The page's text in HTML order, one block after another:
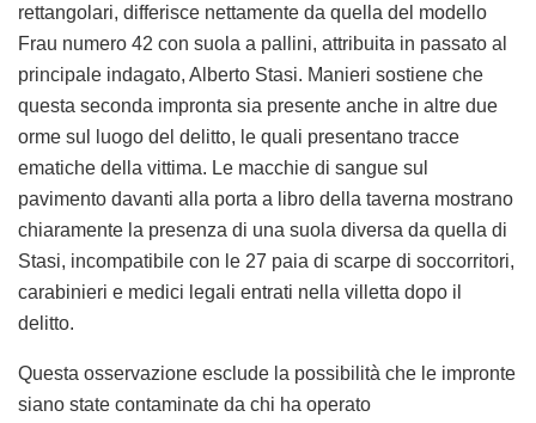
rettangolari, differisce nettamente da quella del modello
Frau numero 42 con suola a pallini, attribuita in passato al
principale indagato, Alberto Stasi. Manieri sostiene che
questa seconda impronta sia presente anche in altre due
orme sul luogo del delitto, le quali presentano tracce
ematiche della vittima. Le macchie di sangue sul
pavimento davanti alla porta a libro della taverna mostrano
chiaramente la presenza di una suola diversa da quella di
Stasi, incompatibile con le 27 paia di scarpe di soccorritori,
carabinieri e medici legali entrati nella villetta dopo il
delitto.
Questa osservazione esclude la possibilità che le impronte
siano state contaminate da chi ha operato